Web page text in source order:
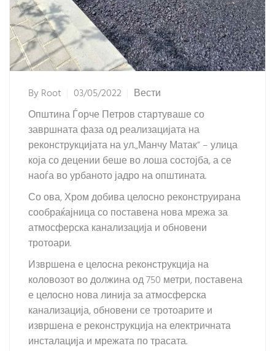
ByRoot 03/05/2022
Вести
Општина Ѓорче Петров стартуваше со
завршната фаза од реализацијата на
реконструкцијата на ул.„Манчу Матак“ – улица
која со децении беше во лоша состојба, а се
наоѓа во урбаното јадро на општината.
Со ова, Хром добива целосно реконструирана
сообраќајница со поставена нова мрежа за
атмосферска канализација и обновени
тротоари.
Извршена е целосна реконструкција на
коловозот во должина од 750 метри, поставена
е целосно нова линија за атмосферска
канализација, обновени се тротоарите и
извршена е реконструкција на електричната
инсталација и мрежата по трасата.